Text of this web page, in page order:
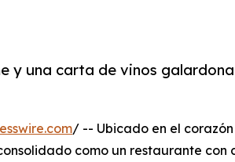
y una carta de vinos
/ -- Ubicado en el
como un restaurante con